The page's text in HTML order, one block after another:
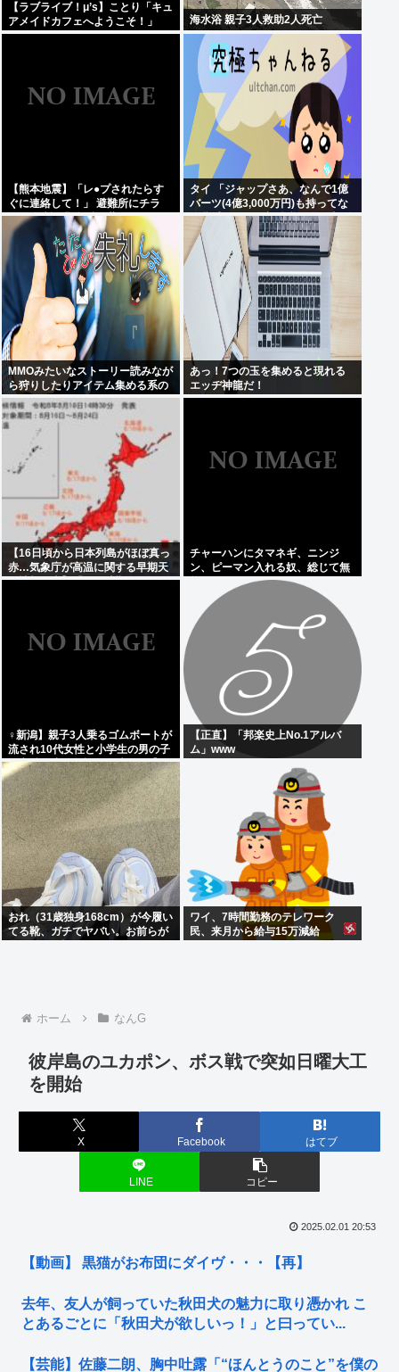
【ラブライブ！μ’s】ことり「キュ
アメイドカフェへようこそ！」
海水浴 親子3人救助2人死亡
【熊本地震】「レ●プされたらす
ぐに連絡して！」 避難所にチラ
シ。 無料で緊急避妊薬を届けるシ
ステムを実現へ
タイ 「ジャップさあ、なんで1億
バーツ(4億3,000万円)も持ってな
い貧乏人からも相続税を巻き上げ
てるんだい？」
MMOみたいなストーリー読みなが
ら狩りしたりアイテム集める系の
ゲームがやりたい
あっ！7つの玉を集めると現れる
エッヂ神龍だ！
【16日頃から日本列島がほぼ真っ
赤…気象庁が高温に関する早期天
候情報発表】「この時期としては
チャーハンにタマネギ、ニンジ
ン、ピーマン入れる奴、総じて無
‍♀新潟】親子3人乗るゴムボートが
流され10代女性と小学生の男の子
の心肺停止。父親？は助かる【日
本海】
【正直】「邦楽史上No.1アルバ
ム」www
おれ（31歳独身168cm）が今履い
てる靴、ガチでヤバい。お前らが
ワイ、7時間勤務のテレワーク
民、来月から給与15万減給
ホーム なんG
彼岸島のユカポン、ボス戦で突如日曜大工
を開始
X Facebook はてブ
LINE コピー
2025.02.01 20:53
【動画】 黒猫がお布団にダイヴ・・・【再】
去年、友人が飼っていた秋田犬の魅力に取り憑かれ こ
とあるごとに「秋田犬が欲しいっ！」と曰ってい...
【芸能】佐藤二朗、胸中吐露「“ほんとうのこと”を僕の